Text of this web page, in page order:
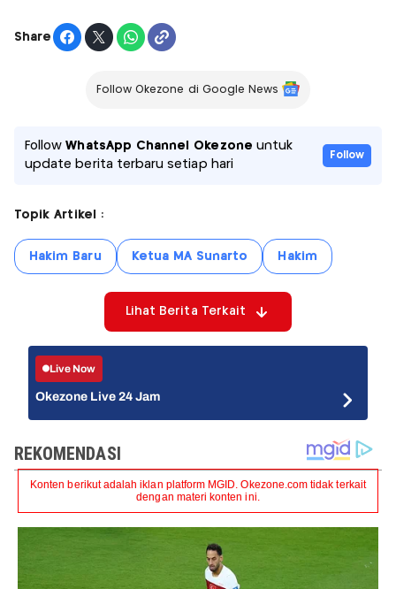
Share
Follow Okezone di Google News
FollowWhatsApp Channel Okezone untuk
update berita terbaru setiap hari
Follow
Topik Artikel :
Hakim Baru Ketua MA Sunarto Hakim
Lihat Berita Terkait
Live Now
Okezone Live 24 Jam